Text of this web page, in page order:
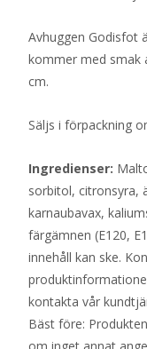
Avhuggen Godisfot
kommer med smak
cm.
Säljs i förpackning
Ingredienser:
sorbitol, citronsyra,
karnaubavax,
färgämnen (E120,
innehåll kan ske.
kontakta vår
Bäst före:
om inget annat